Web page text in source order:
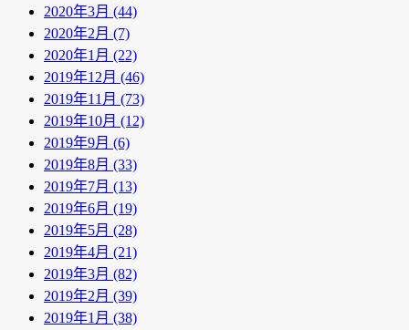
2020年3月 (44)
2020年2月 (7)
2020年1月 (22)
2019年12月 (46)
2019年11月 (73)
2019年10月 (12)
2019年9月 (6)
2019年8月 (33)
2019年7月 (13)
2019年6月 (19)
2019年5月 (28)
2019年4月 (21)
2019年3月 (82)
2019年2月 (39)
2019年1月 (38)